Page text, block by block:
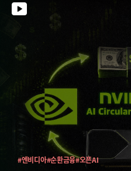
#엔비디아#순환금융#오픈AI